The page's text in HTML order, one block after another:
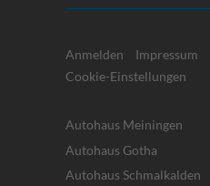
Anmelden Impressum
Cookie-Einstellungen
Autohaus Meiningen
Autohaus Gotha
Autohaus Schmalkalden